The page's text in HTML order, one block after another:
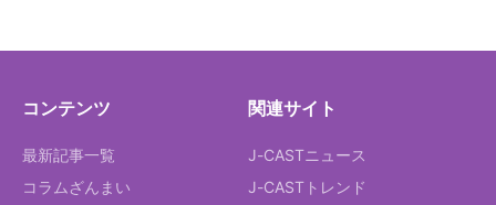
コンテンツ
最新記事一覧
コラムざんまい
関連サイト
J-CASTニュース
J-CASTトレンド